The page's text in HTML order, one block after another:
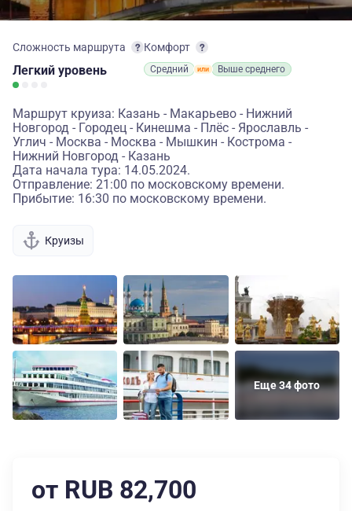
Сложность маршрута
Легкий уровень
Комфорт
Средний Выше среднего
Маршрут круиза: Казань - Макарьево - Нижний
Новгород - Городец - Кинешма - Плёс - Ярославль -
Углич - Москва - Москва - Мышкин - Кострома -
Нижний Новгород - Казань
Дата начала тура: 14.05.2024.
Отправление: 21:00 по московскому времени.
Прибытие: 16:30 по московскому времени.
Круизы
Еще 34 фото
от RUB 82,700